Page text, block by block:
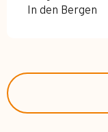
In den Bergen